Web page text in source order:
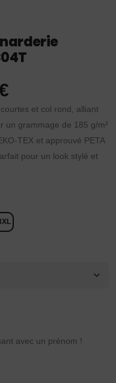
et col rond, alliant
un grammage de 185 g/m²
TEX et approuvé PETA
pour un look stylé et
avec un prénom !